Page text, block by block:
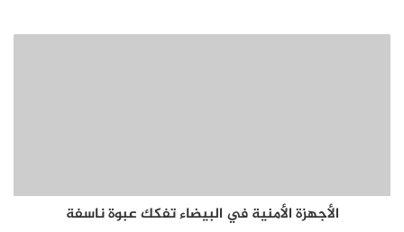
الأجهزة الأمنية في البيضاء تفكك عبوة ناسفة